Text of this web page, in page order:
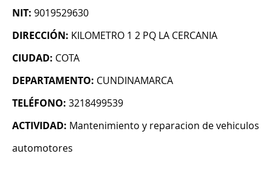
NIT: 9019529630
DIRECCIÓN: KILOMETRO 1 2 PQ LA CERCANIA
CIUDAD: COTA
DEPARTAMENTO: CUNDINAMARCA
TELÉFONO: 3218499539
ACTIVIDAD: Mantenimiento y reparacion de vehiculos
automotores